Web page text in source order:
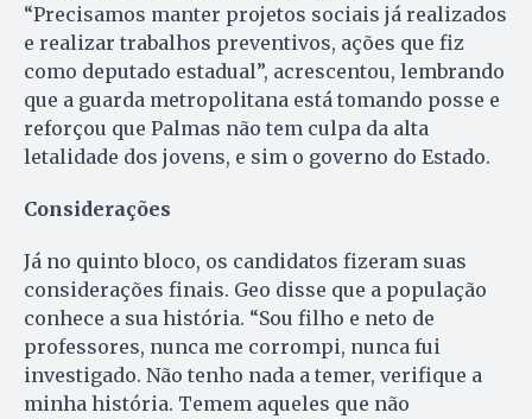
“Precisamos manter projetos sociais já realizados
e realizar trabalhos preventivos, ações que fiz
como deputado estadual”, acrescentou, lembrando
que a guarda metropolitana está tomando posse e
reforçou que Palmas não tem culpa da alta
letalidade dos jovens, e sim o governo do Estado.
Considerações
Já no quinto bloco, os candidatos fizeram suas
considerações finais. Geo disse que a população
conhece a sua história. “Sou filho e neto de
professores, nunca me corrompi, nunca fui
investigado. Não tenho nada a temer, verifique a
minha história. Temem aqueles que não